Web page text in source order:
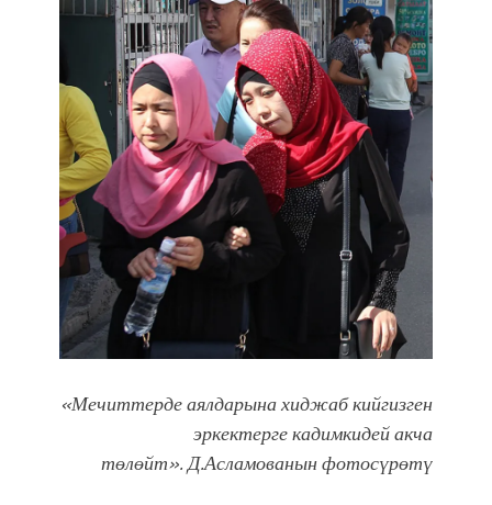
«Мечиттерде аялдарына хиджаб кийгизген
эркектерге кадимкидей акча
төлөйт».Д.Асламованын фотосүрөтү